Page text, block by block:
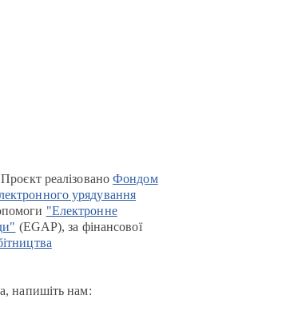
Проєкт реалізованоФондом
урядування
"Електронне
(EGAP), за фінансової
напишіть нам: